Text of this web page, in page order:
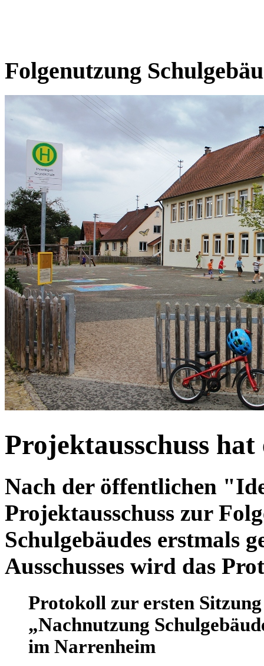
Folgenutzung
Projektausschuss
Nach der öffentlichen
Projektausschuss zur
Schulgebäudes erstmals
Ausschusses wird das
Protokoll zur ersten Sitzung
„Nachnutzung
im Narrenheim